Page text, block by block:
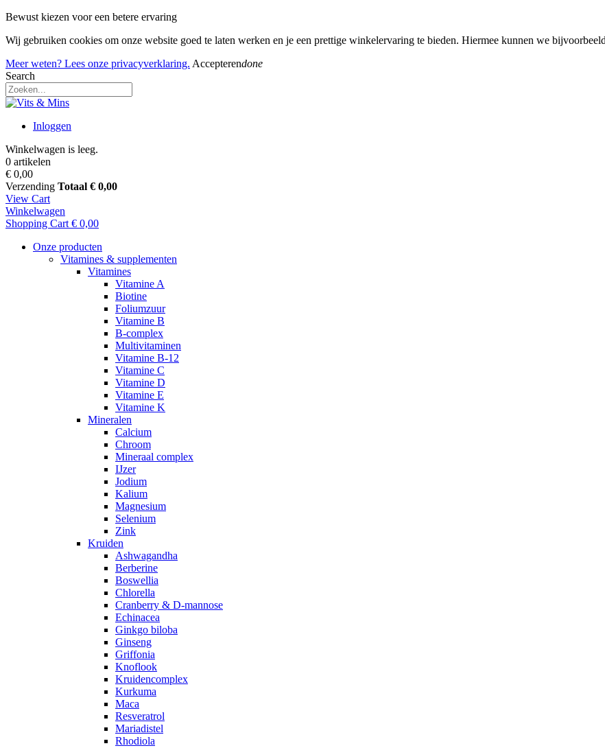
Bewust kiezen voor een betere ervaring
Wij gebruiken cookies om onze website goed te laten werken en je een prettige winkelervaring te bieden. Hiermee kunnen we
Meer weten? Lees onze privacyverklaring. Accepterendone
Search
Inloggen
Winkelwagen is leeg.
0 artikelen
€ 0,00
Verzending Totaal € 0,00
View Cart
Winkelwagen
Shopping Cart € 0,00
Onze producten
Vitamines & supplementen
Vitamines
Vitamine A
Biotine
Foliumzuur
Vitamine B
B-complex
Multivitaminen
Vitamine B-12
Vitamine C
Vitamine D
Vitamine E
Vitamine K
Mineralen
Calcium
Chroom
Mineraal complex
IJzer
Jodium
Kalium
Magnesium
Selenium
Zink
Kruiden
Ashwagandha
Berberine
Boswellia
Chlorella
Cranberry & D-mannose
Echinacea
Ginkgo biloba
Ginseng
Griffonia
Knoflook
Kruidencomplex
Kurkuma
Maca
Resveratrol
Mariadistel
Rhodiola